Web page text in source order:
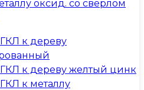
оксид. со сверлом
к дереву
к дереву желтый цинк
к металлу